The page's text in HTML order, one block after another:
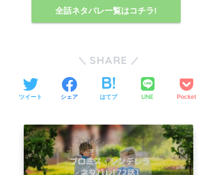
全話ネタバレ一覧はコチラ!
SHARE
ツイート シェア はてブ LINE Pocket